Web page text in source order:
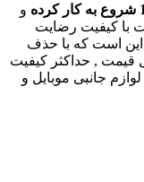
و
با کیفیت رضایت
است که با حذف
قیمت , حداکثر کیفیت
جانبی موبایل و